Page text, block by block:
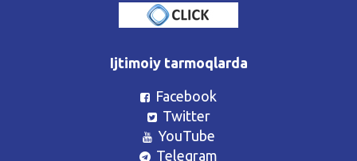
Ijtimoiy tarmoqlarda
Facebook
Twitter
YouTube
Telegram